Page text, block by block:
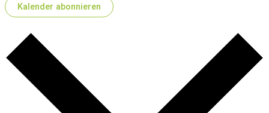
Kalender abonnieren